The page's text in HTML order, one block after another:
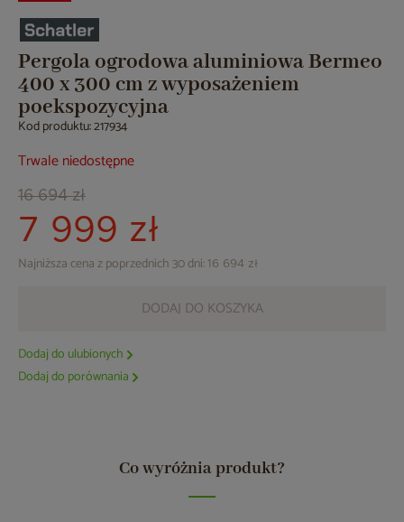
Pergola ogrodowa aluminiowa Bermeo
400 x 300 cm z wyposażeniem
poekspozycyjna
Kod produktu: 217934
Trwale niedostępne
16 694 zł
7 999 zł
Najniższa cena z poprzednich 30 dni: 16 694 zł
DODAJ DO KOSZYKA
Dodaj do ulubionych
Dodaj do porównania
Co wyróżnia produkt?